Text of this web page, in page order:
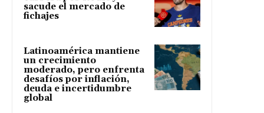
sacude el mercado de
fichajes
Latinoamérica mantiene
un crecimiento
moderado, pero enfrenta
desafíos por inflación,
deuda e incertidumbre
global